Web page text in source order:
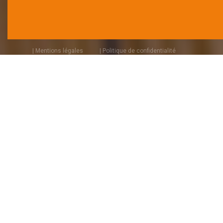
| Mentions légales | Politique de confidentialité